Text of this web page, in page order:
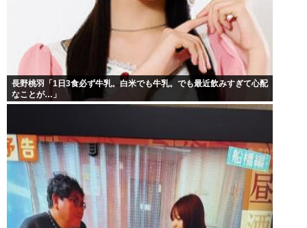
長野桃羽「1日3食必ず牛乳。白米でも牛乳。でも最近飲みすぎて心配
なことが…」